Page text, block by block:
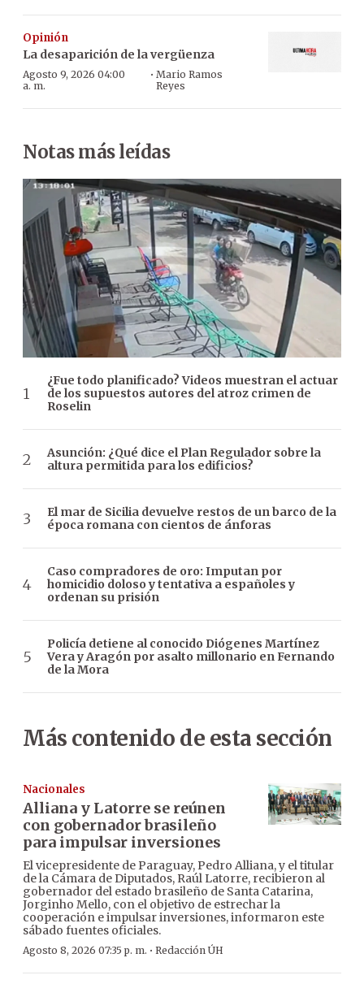
Opinión
La desaparición de la vergüenza
Agosto 9, 2026 04:00
a. m.
· Mario Ramos
Reyes
Notas más leídas
¿Fue todo planificado? Videos muestran el actuar
de los supuestos autores del atroz crimen de
Roselin
Asunción: ¿Qué dice el Plan Regulador sobre la
altura permitida para los edificios?
El mar de Sicilia devuelve restos de un barco de la
época romana con cientos de ánforas
Caso compradores de oro: Imputan por
homicidio doloso y tentativa a españoles y
ordenan su prisión
Policía detiene al conocido Diógenes Martínez
Vera y Aragón por asalto millonario en Fernando
de la Mora
Más contenido de esta sección
Nacionales
Alliana y Latorre se reúnen
con gobernador brasileño
para impulsar inversiones
El vicepresidente de Paraguay, Pedro Alliana, y el titular
de la Cámara de Diputados, Raúl Latorre, recibieron al
gobernador del estado brasileño de Santa Catarina,
Jorginho Mello, con el objetivo de estrechar la
cooperación e impulsar inversiones, informaron este
sábado fuentes oficiales.
Agosto 8, 2026 07:35 p. m. · Redacción ÚH